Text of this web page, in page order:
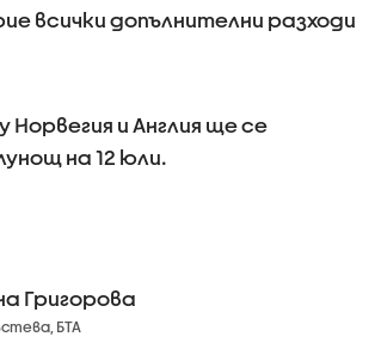
всички допълнителни разходи
и Англия ще се
на 12 юли.
Григорова
БТА